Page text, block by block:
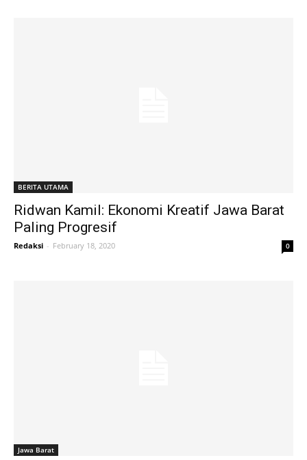
BERITA UTAMA
Ridwan Kamil: Ekonomi Kreatif Jawa Barat
Paling Progresif
Redaksi - February 18, 2020 0
Jawa Barat